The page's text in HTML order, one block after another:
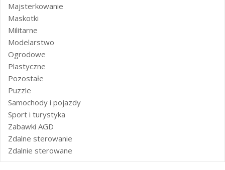
Majsterkowanie
Maskotki
Militarne
Modelarstwo
Ogrodowe
Plastyczne
Pozostałe
Puzzle
Samochody i pojazdy
Sport i turystyka
Zabawki AGD
Zdalne sterowanie
Zdalnie sterowane